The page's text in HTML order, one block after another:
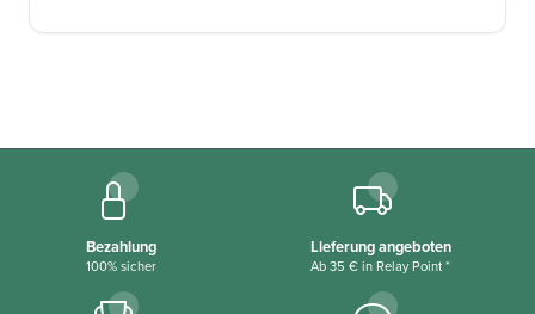
Bezahlung
100% sicher
Lieferung angeboten
Ab 35 € in Relay Point *